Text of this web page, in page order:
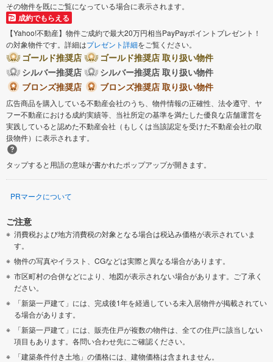
その物件を既にご覧になっている場合に表示されます。
成約でもらえる
【Yahoo!不動産】物件ご成約で最大20万円相当PayPayポイントプレゼント！
の対象物件です。詳細はプレゼント詳細をご覧ください。
ゴールド推奨店
ゴールド推奨店 取り扱い物件
シルバー推奨店
シルバー推奨店 取り扱い物件
ブロンズ推奨店
ブロンズ推奨店 取り扱い物件
広告商品を購入している不動産会社のうち、物件情報の正確性、法令遵守、ヤ
フー不動産における成約実績等、当社所定の基準を満たした優良な店舗運営を
実践していると認めた不動産会社（もしくは当該認定を受けた不動産会社の取
扱物件）に表示されます。
タップすると用語の意味が書かれたポップアップが開きます。
PRマークについて
ご注意
消費税および地方消費税の対象となる場合は税込み価格が表示されていま
す。
物件の写真やイラスト、CGなどは実際と異なる場合があります。
市区町村の合併などにより、地図が表示されない場合があります。ご了承く
ださい。
「新築一戸建て」には、完成後1年を経過している未入居物件が掲載されてい
る場合があります。
「新築一戸建て」には、販売住戸が複数の物件は、全ての住戸に該当しない
項目もあります。各問い合わせ先にご確認ください。
「建築条件付き土地」の価格には、建物価格は含まれません。